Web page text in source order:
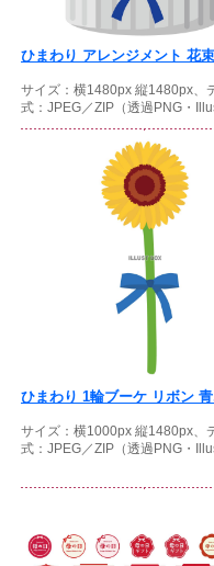
ひまわり アレンジメント 花
サイズ：横1480px 縦1480px、
式：JPEG／ZIP（透過PNG・
ひまわり 1輪ブーケ リボン
サイズ：横1000px 縦1480px、
式：JPEG／ZIP（透過PNG・